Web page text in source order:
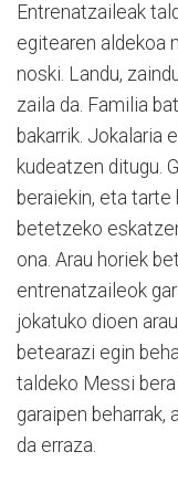
Entrenatzaileak
egitearen aldekoa
noski. Landu,
zaila da. Familia
bakarrik. Jokalaria
kudeatzen ditugu.
beraiekin, eta
betetzeko
ona. Arau horiek
entrenatzaileok
jokatuko dioen
betearazi egin
taldeko Messi
garaipen beharrak,
da erraza.